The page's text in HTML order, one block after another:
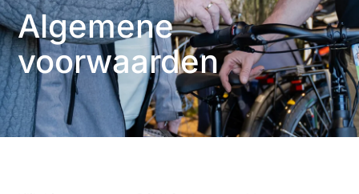
Algemene
voorwaarden